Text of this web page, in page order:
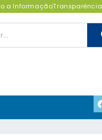
a InformaçãoTransparência